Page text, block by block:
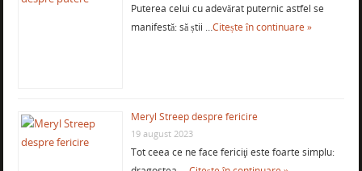
Puterea celui cu adevărat puternic astfel se
manifestă: să știi …Citește în continuare »
Meryl Streep despre fericire
19 august 2023
Tot ceea ce ne face fericiţi este foarte simplu: